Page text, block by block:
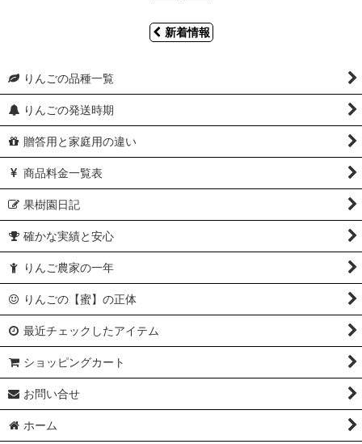
新着情報
りんごの品種一覧
りんごの発送時期
贈答用と家庭用の違い
商品料金一覧表
果樹園日記
確かな実績と安心
りんご農家の一年
りんごの【蜜】の正体
最近チェックしたアイテム
ショッピングカート
お問い合せ
ホーム